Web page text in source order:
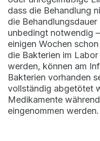
dass die Behandlung
die
unbedingt notwendig
einigen Wochen
die Bakterien im
werden, können am
Bakterien vorhanden
vollständig abgetötet
Medikamente
eingenommen werden.